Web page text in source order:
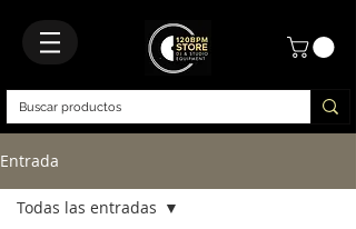
Entrada
Todas las entradas